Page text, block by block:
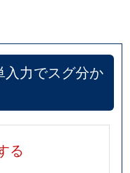
力でスグ分か
る